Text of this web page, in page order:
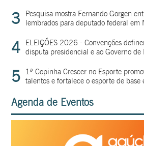
3
Pesquisa mostra Fernando Gorgen
lembrados para deputado federal em
4
ELEIÇÕES 2026 - Convenções
disputa presidencial e ao Governo de
5
1ª Copinha Crescer no Esporte
talentos e fortalece o esporte de
Agenda de Eventos